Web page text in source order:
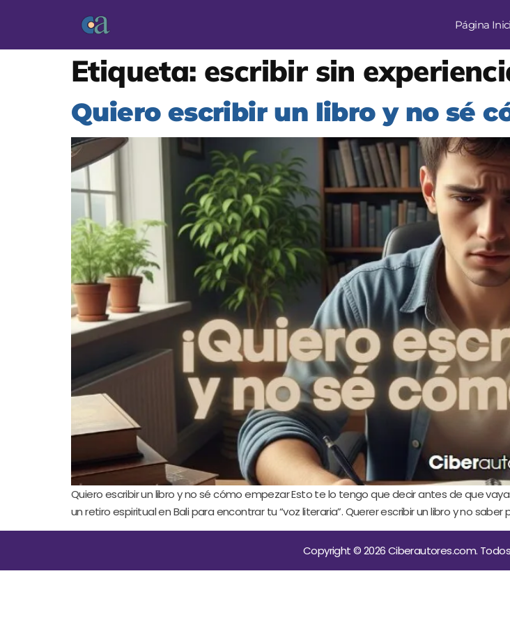
Página
Etiqueta: escribir sin
Quiero escribir un libro y no sé
Quiero escribir un libro y no sé cómo empezar Esto te lo tengo que decir antes de que
un retiro espiritual en Bali para encontrar tu “voz literaria”. Querer escribir un libro y no
Copyright © 2026 Ciberautores.com.